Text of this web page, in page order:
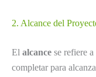
2. Alcance del
El alcance se refiere a
completar para